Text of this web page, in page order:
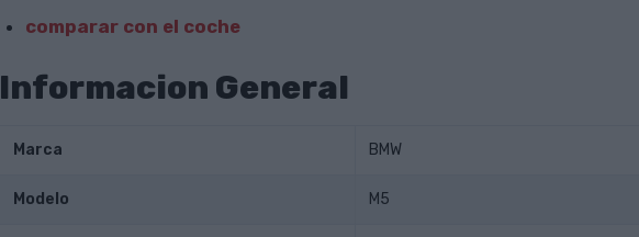
comparar con el coche
Informacion General
Marca BMW
Modelo M5